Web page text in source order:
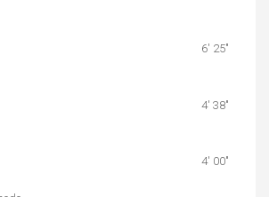
6′ 25″
4′ 38″
4′ 00″